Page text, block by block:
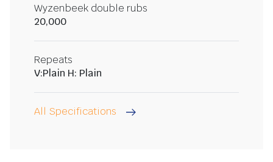
Wyzenbeek double rubs
20,000
Repeats
V:Plain H: Plain
All Specifications